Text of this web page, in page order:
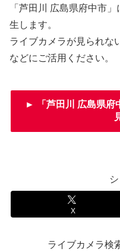
「芦田川 広島県府中市
生します。
ライブカメラが見られな
などにご活用ください。
► 「芦田川 広島県府
X
ライブカメラ検